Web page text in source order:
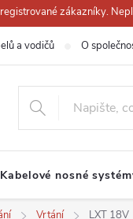
zákazníky.
a vodičů O
Kabelové nosné
Vrtání LXT 18V